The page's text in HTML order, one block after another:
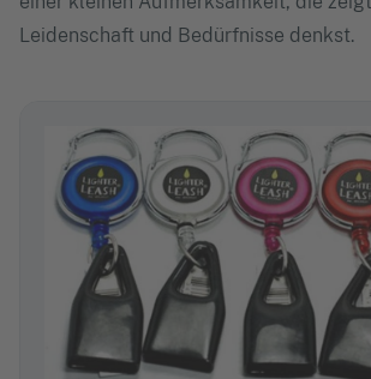
Leidenschaft und Bedürfnisse denkst.